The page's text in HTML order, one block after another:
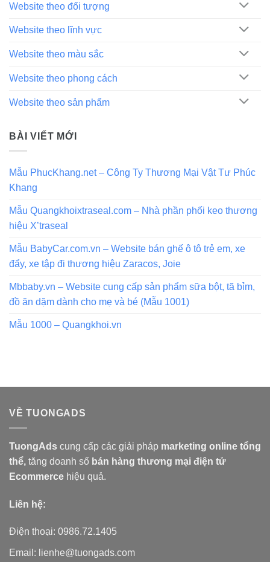
Website theo đối tượng
Website theo lĩnh vực
Website theo màu sắc
Website theo phong cách
Website theo sản phẩm
BÀI VIẾT MỚI
Mẫu PhucKhang.net – Công Ty Thương Mại Vật Tư Phúc
Khang
Mẫu Quangkhoixtraseal.com – Nhà phần phối keo thương
hiệu X’traseal
Mẫu BabyCar.com.vn – Website bán ghế ô tô trẻ em, xe
đẩy, xe tập đi thương hiệu Zaracos, Joie
Mbbaby.vn – Website cung cấp sản phẩm sữa bột, tã bỉm,
đồ ăn dặm dành cho mẹ và bé (Mẫu 1001)
Mẫu 1000 – Quangkhoi.vn
VỀ TUONGADS
TuongAds cung cấp các giải pháp marketing online tổng
thể, tăng doanh số bán hàng thương mại điện tử
Ecommerce hiệu quả.
Liên hệ:
Điện thoại: 0986.72.1405
Email: lienhe@tuongads.com